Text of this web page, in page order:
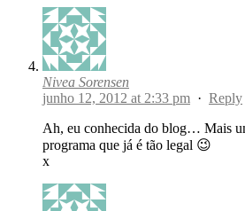
Nivea Sorensen
junho 12, 2012 at 2:33 pm · Reply
Ah, eu conhecida do blog… Mais
programa que já é tão legal 😉
x